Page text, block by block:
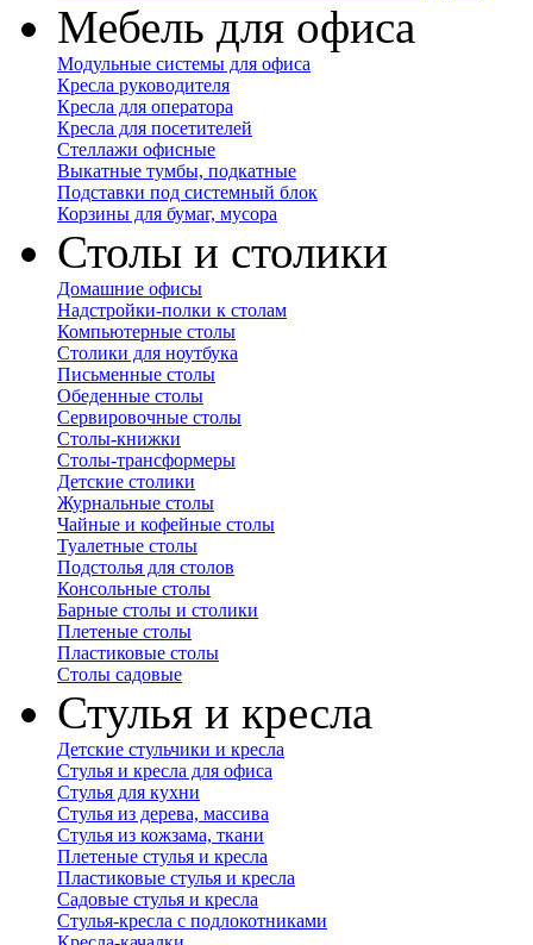
Мебель для офиса
Модульные системы для офиса
Кресла руководителя
Кресла для оператора
Кресла для посетителей
Стеллажи офисные
Выкатные тумбы, подкатные
Подставки под системный блок
Корзины для бумаг, мусора
Столы и столики
Домашние офисы
Надстройки-полки к столам
Компьютерные столы
Столики для ноутбука
Письменные столы
Обеденные столы
Сервировочные столы
Столы-книжки
Столы-трансформеры
Детские столики
Журнальные столы
Чайные и кофейные столы
Туалетные столы
Подстолья для столов
Консольные столы
Барные столы и столики
Плетеные столы
Пластиковые столы
Столы садовые
Стулья и кресла
Детские стульчики и кресла
Стулья и кресла для офиса
Стулья для кухни
Стулья из дерева, массива
Стулья из кожзама, ткани
Плетеные стулья и кресла
Пластиковые стулья и кресла
Садовые стулья и кресла
Стулья-кресла с подлокотниками